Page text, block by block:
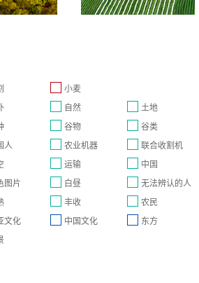
小麦
自然
土地
谷物
谷类
人 农业机器
联合收割机
运输
中国
图片 白昼
无法辨认的人
丰收
农民
文化 中国文化
东方